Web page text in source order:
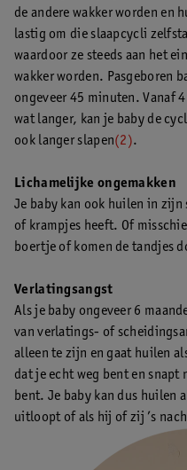
de andere wakker worden en
lastig om die slaapcycli
waardoor ze steeds aan het
wakker worden. Pasgeboren
ongeveer 45 minuten. Vanaf
wat langer, kan je baby de
ook langer slapen(2).
Lichamelijke ongemakken
Je baby kan ook huilen in
of krampjes heeft. Of
boertje of komen de tandjes
Verlatingsangst
Als je baby ongeveer 6
van verlatings- of
alleen te zijn en gaat huilen
dat je echt weg bent en
bent. Je baby kan dus huilen
uitloopt of als hij of zij ’s